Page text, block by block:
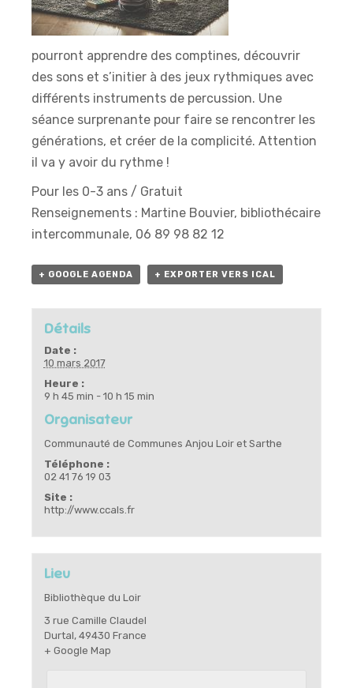
pourront apprendre des comptines, découvrir
des sons et s’initier à des jeux rythmiques avec
différents instruments de percussion. Une
séance surprenante pour faire se rencontrer les
générations, et créer de la complicité. Attention
il va y avoir du rythme !
Pour les 0-3 ans / Gratuit
Renseignements : Martine Bouvier, bibliothécaire
intercommunale, 06 89 98 82 12
+ GOOGLE AGENDA + EXPORTER VERS ICAL
Détails
Date :
10 mars 2017
Heure :
9 h 45 min - 10 h 15 min
Organisateur
Communauté de Communes Anjou Loir et Sarthe
Téléphone :
02 41 76 19 03
Site :
http://www.ccals.fr
Lieu
Bibliothèque du Loir
3 rue Camille Claudel
Durtal, 49430 France
+ Google Map